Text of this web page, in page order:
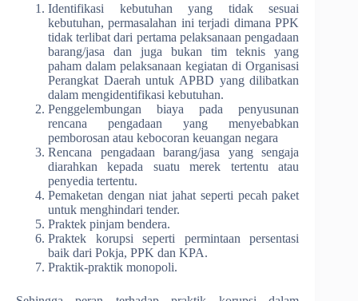
Identifikasi kebutuhan yang tidak sesuai
kebutuhan, permasalahan ini terjadi dimana PPK
tidak terlibat dari pertama pelaksanaan pengadaan
barang/jasa dan juga bukan tim teknis yang
paham dalam pelaksanaan kegiatan di Organisasi
Perangkat Daerah untuk APBD yang dilibatkan
dalam mengidentifikasi kebutuhan.
Penggelembungan biaya pada penyusunan
rencana pengadaan yang menyebabkan
pemborosan atau kebocoran keuangan negara
Rencana pengadaan barang/jasa yang sengaja
diarahkan kepada suatu merek tertentu atau
penyedia tertentu.
Pemaketan dengan niat jahat seperti pecah paket
untuk menghindari tender.
Praktek pinjam bendera.
Praktek korupsi seperti permintaan persentasi
baik dari Pokja, PPK dan KPA.
Praktik-praktik monopoli.